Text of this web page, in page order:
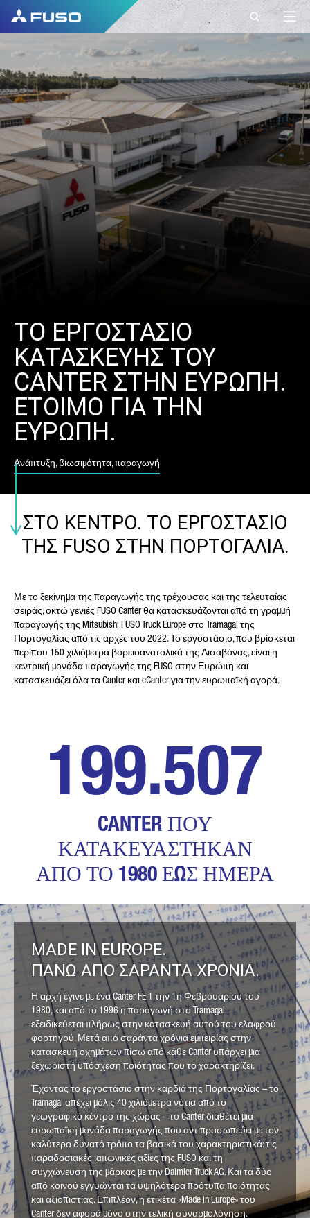
ΤΟ ΕΡΓΟΣΤΑΣΙΟ
ΚΑΤΑΣΚΕΥΗΣ ΤΟΥ
CANTER ΣΤΗΝ ΕΥΡΩΠΗ.
ΕΤΟΙΜΟ ΓΙΑ ΤΗΝ
ΕΥΡΩΠΗ.
Ανάπτυξη, βιωσιμότητα, παραγωγή
ΣΤΟΙΧΕΙΑ
ΕΠΙΚΟΙΝΩΝΙΑΣ ΜΕ
ΤΗ FUSO EUROPE
Έχετε ερωτήσεις;
Στείλτε μας το αίτημά σας
χρησιμοποιώντας αυτή τη φόρμα
επικοινωνίας.
ΕΠΏΝΥΜΟ*
ΚΑΤΗΓΟΡΊΑ ΑΙΤΉΜΑΤΟΣ*
E-MAIL*
ΑΡΙΘΜΌΣ ΤΗΛΕΦΏΝΟΥ*
Η επεξεργασία, η αποθήκευση και η χρήση των
δεδομένων σας γίνεται με ιδιαίτερη προσοχή
προστασία των δεδομένων, με βάση τη συγκατάθεσή
σας και μόνο για την επεξεργασία του αιτήματός
σας. Για περισσότερες λεπτομέρειες σχετικά με την
επεξεργασία των προσωπικών σας δεδομένων από
την Daimler Truck AG, καθώς και λεπτομερείς
πληροφορίες σχετικά με τα δικαιώματά σας,
ανατρέξτε στη ιστοσελίδα μας με τίτλο για την
προστασία δεδομένων.
Πληροφορίες προστασίας
δεδομένων.
Friendly Captcha
ΣΤΟ ΚΕΝΤΡΟ. ΤΟ ΕΡΓΟΣΤΑΣΙΟ
ΤΗΣ FUSO ΣΤΗΝ ΠΟΡΤΟΓΑΛΙΑ.
Με το ξεκίνημα της παραγωγής της τρέχουσας και της τελευταίας
σειράς, οκτώ γενιές FUSO Canter θα κατασκευάζονται από τη γραμμή
παραγωγής της Mitsubishi FUSO Truck Europe στο Tramagal της
Πορτογαλίας από τις αρχές του 2022. Το εργοστάσιο, που βρίσκεται
περίπου 150 χιλιόμετρα βορειοανατολικά της Λισαβόνας, είναι η
κεντρική μονάδα παραγωγής της FUSO στην Ευρώπη και
κατασκευάζει όλα τα Canter και eCanter για την ευρωπαϊκή αγορά.
251.744
CANTER ΠΟΥ
ΚΑΤΑΚΕΥΑΣΤΗΚΑΝ
ΑΠΟ ΤΟ 1980 ΕΩΣ ΗΜΕΡΑ
MADE IN EUROPE.
ΠΑΝΩ ΑΠΟ ΣΑΡΑΝΤΑ ΧΡΟΝΙΑ.
Η αρχή έγινε με ένα Canter FE 1 την 1η Φεβρουαρίου του
1980, και από το 1996 η παραγωγή στο Tramagal
εξειδικεύεται πλήρως στην κατασκευή αυτού του ελαφρού
φορτηγού. Μετά από σαράντα χρόνια εμπειρίας στην
κατασκευή οχημάτων πίσω από κάθε Canter υπάρχει μια
ξεχωριστή υπόσχεση ποιότητας που το χαρακτηρίζει.
Έχοντας το εργοστάσιο στην καρδιά της Πορτογαλίας – το
Tramagal απέχει μόλις 40 χιλιόμετρα νότια από το
γεωγραφικό κέντρο της χώρας – το Canter διαθέτει μια
ευρωπαϊκή μονάδα παραγωγής που αντιπροσωπεύει με τον
καλύτερο δυνατό τρόπο τα βασικά του χαρακτηριστικά: τις
παραδοσιακές ιαπωνικές αξίες της FUSO και τη
συγχώνευση της μάρκας με την Daimler Truck AG. Και τα δύο
από κοινού εγγυώνται τα υψηλότερα πρότυπα ποιότητας
και αξιοπιστίας. Επιπλέον, η ετικέτα «Made in Europe» του
Canter δεν αφορά μόνο στην τελική συναρμολόγηση.